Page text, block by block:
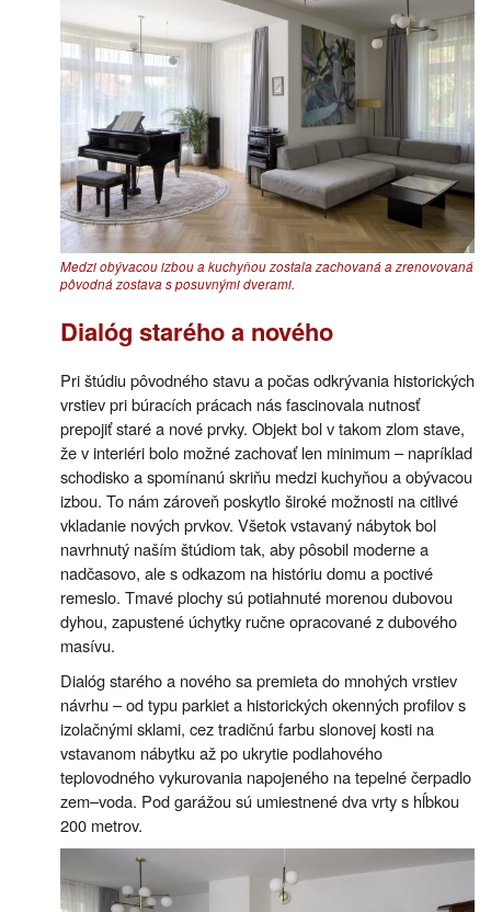
Medzi obývacou izbou a kuchyňou zostala zachovaná a zrenovovaná
pôvodná zostava s posuvnými dverami.
Dialóg starého a nového
Pri štúdiu pôvodného stavu a počas odkrývania historických
vrstiev pri búracích prácach nás fascinovala nutnosť
prepojiť staré a nové prvky. Objekt bol v takom zlom stave,
že v interiéri bolo možné zachovať len minimum – napríklad
schodisko a spomínanú skriňu medzi kuchyňou a obývacou
izbou. To nám zároveň poskytlo široké možnosti na citlivé
vkladanie nových prvkov. Všetok vstavaný nábytok bol
navrhnutý naším štúdiom tak, aby pôsobil moderne a
nadčasovo, ale s odkazom na históriu domu a poctivé
remeslo. Tmavé plochy sú potiahnuté morenou dubovou
dyhou, zapustené úchytky ručne opracované z dubového
masívu.
Dialóg starého a nového sa premieta do mnohých vrstiev
návrhu – od typu parkiet a historických okenných profilov s
izolačnými sklami, cez tradičnú farbu slonovej kosti na
vstavanom nábytku až po ukrytie podlahového
teplovodného vykurovania napojeného na tepelné čerpadlo
zem–voda. Pod garážou sú umiestnené dva vrty s hĺbkou
200 metrov.